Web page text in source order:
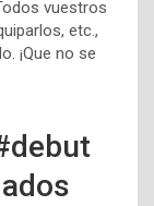
vuestros
etc.,
¡Que no se